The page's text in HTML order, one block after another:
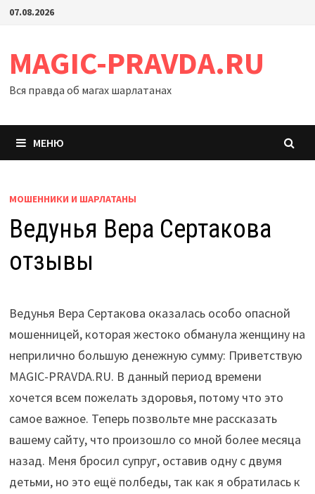
Перейти
07.08.2026
MAGIC-PRAVDA.RU
Вся правда об магах шарлатанах
МЕНЮ
МОШЕННИКИ И ШАРЛАТАНЫ
Ведунья Вера Сертакова
отзывы
Ведунья Вера Сертакова оказалась особо опасной
мошенницей, которая жестоко обманула женщину на
неприлично большую денежную сумму: Приветствую
MAGIC-PRAVDA.RU. В данный период времени
хочется всем пожелать здоровья, потому что это
самое важное. Теперь позвольте мне рассказать
вашему сайту, что произошло со мной более месяца
назад. Меня бросил супруг, оставив одну с двумя
детьми, но это ещё полбеды, так как я обратилась к